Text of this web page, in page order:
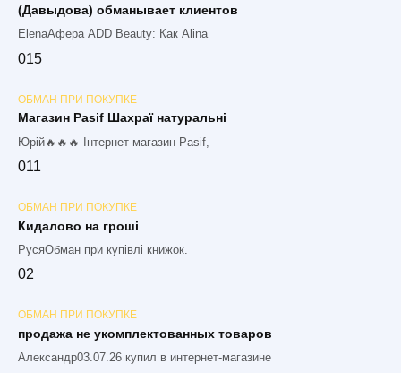
(Давыдова) обманывает клиентов
ElenaАфера ADD Beauty: Как Alina
015
ОБМАН ПРИ ПОКУПКЕ
Магазин Pasif Шахраї натуральні
Юрій🔥🔥🔥 Інтернет-магазин Pasif,
011
ОБМАН ПРИ ПОКУПКЕ
Кидалово на гроші
РусяОбман при купівлі книжок.
02
ОБМАН ПРИ ПОКУПКЕ
продажа не укомплектованных товаров
Александр03.07.26 купил в интернет-магазине